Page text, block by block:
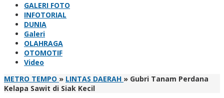
GALERI FOTO
INFOTORIAL
DUNIA
Galeri
OLAHRAGA
OTOMOTIF
Video
METRO TEMPO » LINTAS DAERAH » Gubri Tanam Perdana
Kelapa Sawit di Siak Kecil